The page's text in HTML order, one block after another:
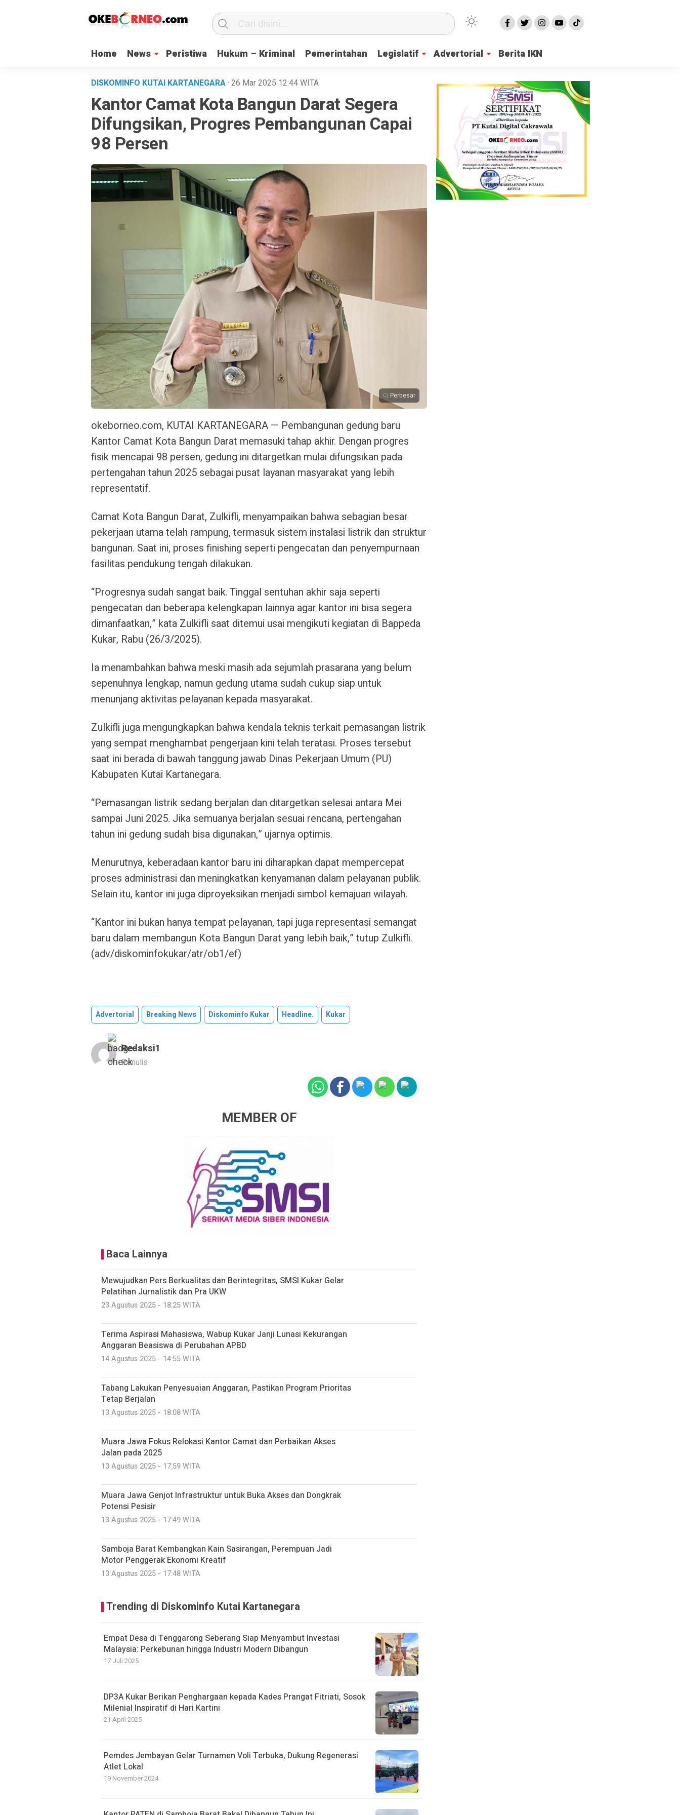
Home News Peristiwa Hukum – Kriminal Pemerintahan Legislatif Advertorial Berita IKN
DISKOMINFO KUTAI KARTANEGARA· 26 Mar 2025 12:44WITA
Kantor Camat Kota Bangun Darat Segera
Difungsikan, Progres Pembangunan Capai
98 Persen
Perbesar
okeborneo.com, KUTAI KARTANEGARA — Pembangunan gedung baru
Kantor Camat Kota Bangun Darat memasuki tahap akhir. Dengan progres
fisik mencapai 98 persen, gedung ini ditargetkan mulai difungsikan pada
pertengahan tahun 2025 sebagai pusat layanan masyarakat yang lebih
representatif.
Camat Kota Bangun Darat, Zulkifli, menyampaikan bahwa sebagian besar
pekerjaan utama telah rampung, termasuk sistem instalasi listrik dan struktur
bangunan. Saat ini, proses finishing seperti pengecatan dan penyempurnaan
fasilitas pendukung tengah dilakukan.
“Progresnya sudah sangat baik. Tinggal sentuhan akhir saja seperti
pengecatan dan beberapa kelengkapan lainnya agar kantor ini bisa segera
dimanfaatkan,” kata Zulkifli saat ditemui usai mengikuti kegiatan di Bappeda
Kukar, Rabu (26/3/2025).
Ia menambahkan bahwa meski masih ada sejumlah prasarana yang belum
sepenuhnya lengkap, namun gedung utama sudah cukup siap untuk
menunjang aktivitas pelayanan kepada masyarakat.
Zulkifli juga mengungkapkan bahwa kendala teknis terkait pemasangan listrik
yang sempat menghambat pengerjaan kini telah teratasi. Proses tersebut
saat ini berada di bawah tanggung jawab Dinas Pekerjaan Umum (PU)
Kabupaten Kutai Kartanegara.
“Pemasangan listrik sedang berjalan dan ditargetkan selesai antara Mei
sampai Juni 2025. Jika semuanya berjalan sesuai rencana, pertengahan
tahun ini gedung sudah bisa digunakan,” ujarnya optimis.
Menurutnya, keberadaan kantor baru ini diharapkan dapat mempercepat
proses administrasi dan meningkatkan kenyamanan dalam pelayanan publik.
Selain itu, kantor ini juga diproyeksikan menjadi simbol kemajuan wilayah.
“Kantor ini bukan hanya tempat pelayanan, tapi juga representasi semangat
baru dalam membangun Kota Bangun Darat yang lebih baik,” tutup Zulkifli.
(adv/diskominfokukar/atr/ob1/ef)
Advertorial Breaking News Diskominfo Kukar Headline. Kukar
Redaksi1
Penulis
MEMBER OF
Baca Lainnya
Mewujudkan Pers Berkualitas dan Berintegritas, SMSI Kukar Gelar
Pelatihan Jurnalistik dan Pra UKW
23 Agustus 2025 - 18:25 WITA
Terima Aspirasi Mahasiswa, Wabup Kukar Janji Lunasi Kekurangan
Anggaran Beasiswa di Perubahan APBD
14 Agustus 2025 - 14:55 WITA
Tabang Lakukan Penyesuaian Anggaran, Pastikan Program Prioritas
Tetap Berjalan
13 Agustus 2025 - 18:08 WITA
Muara Jawa Fokus Relokasi Kantor Camat dan Perbaikan Akses
Jalan pada 2025
13 Agustus 2025 - 17:59 WITA
Muara Jawa Genjot Infrastruktur untuk Buka Akses dan Dongkrak
Potensi Pesisir
13 Agustus 2025 - 17:49 WITA
Samboja Barat Kembangkan Kain Sasirangan, Perempuan Jadi
Motor Penggerak Ekonomi Kreatif
13 Agustus 2025 - 17:48 WITA
Trending di Diskominfo Kutai Kartanegara
Empat Desa di Tenggarong Seberang Siap Menyambut Investasi
Malaysia: Perkebunan hingga Industri Modern Dibangun
17 Juli 2025
DP3A Kukar Berikan Penghargaan kepada Kades Prangat Fitriati, Sosok
Milenial Inspiratif di Hari Kartini
21 April 2025
Pemdes Jembayan Gelar Turnamen Voli Terbuka, Dukung Regenerasi
Atlet Lokal
19 November 2024